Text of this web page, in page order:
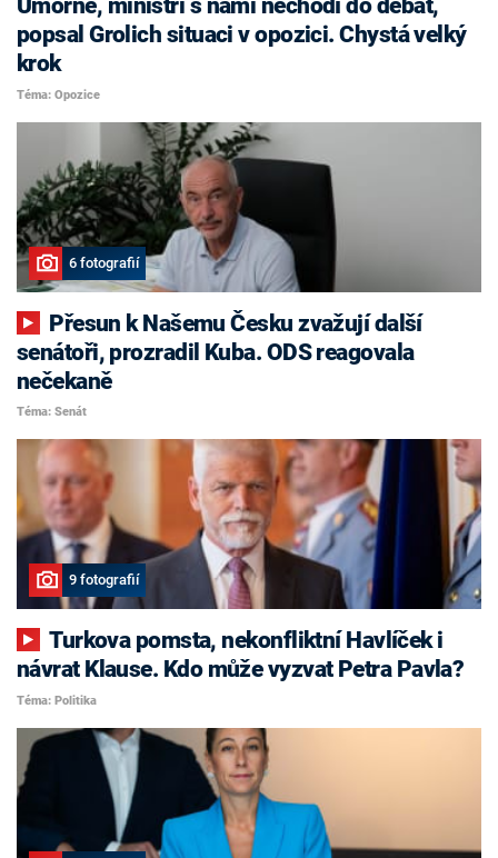
Úmorné, ministři s námi nechodí do debat,
popsal Grolich situaci v opozici. Chystá velký
krok
Téma: Opozice
6 fotografií
senátoři, prozradil Kuba. ODS reagovala
nečekaně
Téma: Senát
9 fotografií
Turkova pomsta, nekonfliktní Havlíček i
návrat Klause. Kdo může vyzvat Petra Pavla?
Téma: Politika